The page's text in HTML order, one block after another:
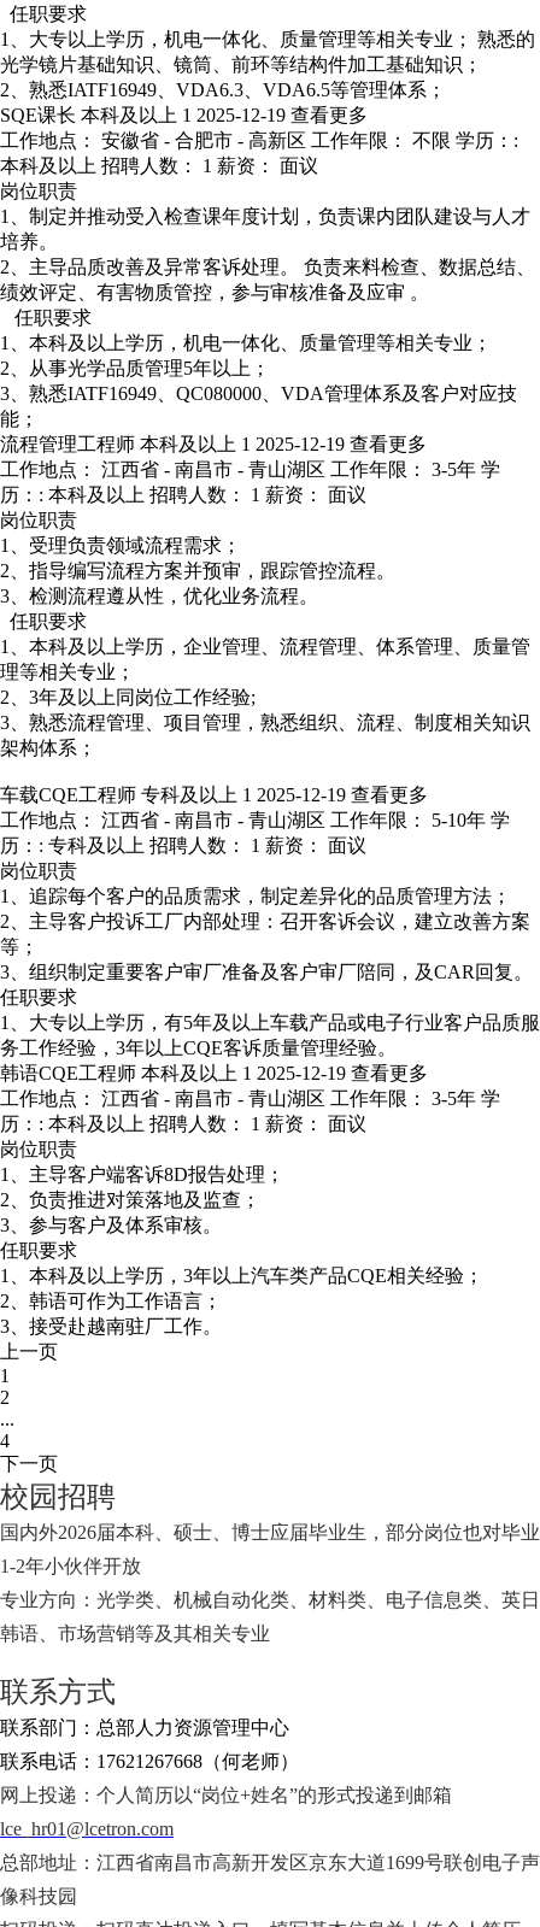
任职要求
1、大专以上学历，机电一体化、质量管理等相关专业； 熟悉的
光学镜片基础知识、镜筒、前环等结构件加工基础知识；
2、熟悉IATF16949、VDA6.3、VDA6.5等管理体系；
SQE课长 本科及以上 1 2025-12-19 查看更多
工作地点： 安徽省 - 合肥市 - 高新区 工作年限： 不限 学历：:
本科及以上 招聘人数： 1 薪资： 面议
岗位职责
1、制定并推动受入检查课年度计划，负责课内团队建设与人才
培养。
2、主导品质改善及异常客诉处理。 负责来料检查、数据总结、
绩效评定、有害物质管控，参与审核准备及应审 。
任职要求
1、本科及以上学历，机电一体化、质量管理等相关专业；
2、从事光学品质管理5年以上；
3、熟悉IATF16949、QC080000、VDA管理体系及客户对应技
能；
流程管理工程师 本科及以上 1 2025-12-19 查看更多
工作地点： 江西省 - 南昌市 - 青山湖区 工作年限： 3-5年 学
历：: 本科及以上 招聘人数： 1 薪资： 面议
岗位职责
1、受理负责领域流程需求；
2、指导编写流程方案并预审，跟踪管控流程。
3、检测流程遵从性，优化业务流程。
任职要求
1、本科及以上学历，企业管理、流程管理、体系管理、质量管
理等相关专业；
2、3年及以上同岗位工作经验;
3、熟悉流程管理、项目管理，熟悉组织、流程、制度相关知识
架构体系；
车载CQE工程师 专科及以上 1 2025-12-19 查看更多
工作地点： 江西省 - 南昌市 - 青山湖区 工作年限： 5-10年 学
历：: 专科及以上 招聘人数： 1 薪资： 面议
岗位职责
1、追踪每个客户的品质需求，制定差异化的品质管理方法；
2、主导客户投诉工厂内部处理：召开客诉会议，建立改善方案
等；
3、组织制定重要客户审厂准备及客户审厂陪同，及CAR回复。
任职要求
1、大专以上学历，有5年及以上车载产品或电子行业客户品质服
务工作经验，3年以上CQE客诉质量管理经验。
韩语CQE工程师 本科及以上 1 2025-12-19 查看更多
工作地点： 江西省 - 南昌市 - 青山湖区 工作年限： 3-5年 学
历：: 本科及以上 招聘人数： 1 薪资： 面议
岗位职责
1、主导客户端客诉8D报告处理；
2、负责推进对策落地及监查；
3、参与客户及体系审核。
任职要求
1、本科及以上学历，3年以上汽车类产品CQE相关经验；
2、韩语可作为工作语言；
3、接受赴越南驻厂工作。
上一页
1
2
...
4
下一页
校园招聘
国内外2026届本科、硕士、博士应届毕业生，部分岗位也对毕业
1-2年小伙伴开放
专业方向：光学类、机械自动化类、材料类、电子信息类、英日
韩语、市场营销等及其相关专业
联系方式
联系部门：总部人力资源管理中心
联系电话：17621267668（何老师）
网上投递：个人简历以“岗位+姓名”的形式投递到邮箱
lce_hr01@lcetron.com
总部地址：江西省南昌市高新开发区京东大道1699号联创电子声
像科技园